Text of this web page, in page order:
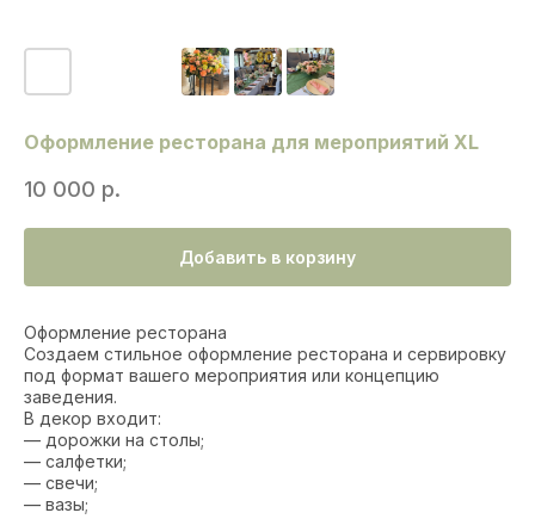
Оформление ресторана для мероприятий XL
10 000 р.
Добавить в корзину
Оформление ресторана
Создаем стильное оформление ресторана и сервировку
под формат вашего мероприятия или концепцию
заведения.
В декор входит:
— дорожки на столы;
— салфетки;
— свечи;
— вазы;